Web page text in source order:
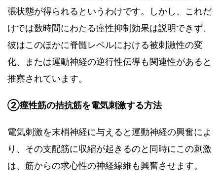
張状態が得られるというわけです。しかし、これだ
けでは数時間にわたる痙性抑制効果は説明できず、
彼はこのほかに脊髄レベルにおける被刺激性の変
化、または運動神経の逆行性伝導も関連性があると
推察されています。
②痙性筋の拮抗筋を電気刺激する方法
電気刺激を末梢神経に与えると運動神経の興奮によ
り、その支配筋に収縮が起きるのと同時にこの刺激
は、筋からの求心性の神経線維も興奮させます。